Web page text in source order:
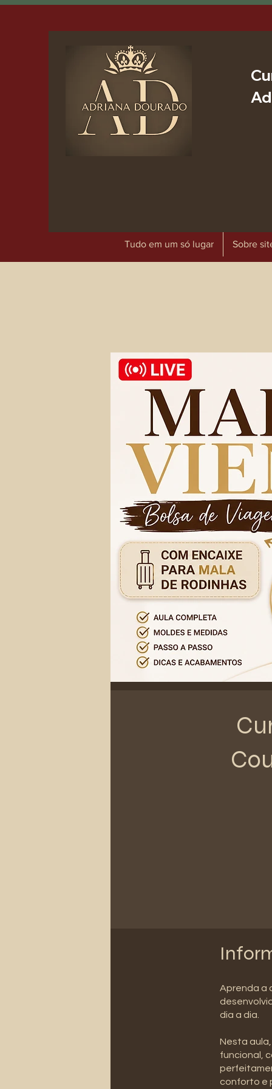
Tudo em um só lugar Sobre
Aprenda a
dia a dia.
Nesta
funcional,
conforto e